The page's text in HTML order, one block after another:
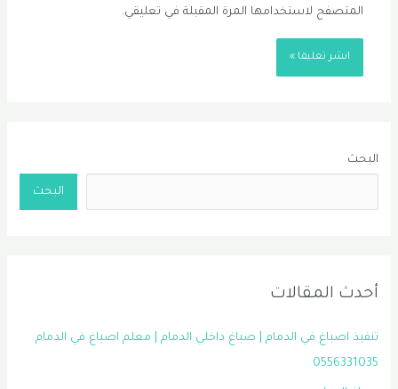
المتصفح لاستخدامها المرة المقبلة في تعليقي.
البحث
البحث
أحدث المقالات
تنفيذ اصباغ في الدمام | صباغ داخلي الدمام | معلم اصباغ في الدمام
0556331035